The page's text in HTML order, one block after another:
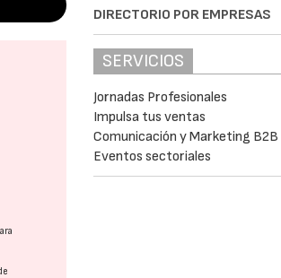
DIRECTORIO POR EMPRESAS
SERVICIOS
Jornadas Profesionales
Impulsa tus ventas
Comunicación y Marketing B2B
Eventos sectoriales